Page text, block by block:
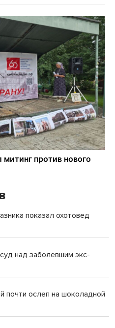
показал охотовед
над заболевшим экс-
почти ослеп на шоколадной